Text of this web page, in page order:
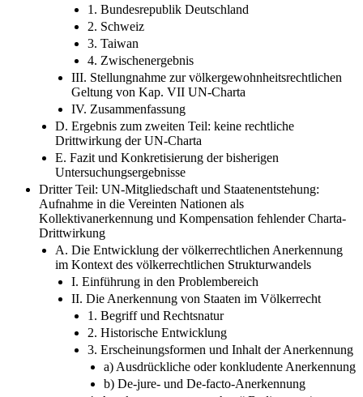
1. Bundesrepublik Deutschland
2. Schweiz
3. Taiwan
4. Zwischenergebnis
III. Stellungnahme zur völkergewohnheitsrechtlichen
Geltung von Kap. VII UN-Charta
IV. Zusammenfassung
D. Ergebnis zum zweiten Teil: keine rechtliche
Drittwirkung der UN-Charta
E. Fazit und Konkretisierung der bisherigen
Untersuchungsergebnisse
Dritter Teil: UN-Mitgliedschaft und Staatenentstehung:
Aufnahme in die Vereinten Nationen als
Kollektivanerkennung und Kompensation fehlender Charta-
Drittwirkung
A. Die Entwicklung der völkerrechtlichen Anerkennung
im Kontext des völkerrechtlichen Strukturwandels
I. Einführung in den Problembereich
II. Die Anerkennung von Staaten im Völkerrecht
1. Begriff und Rechtsnatur
2. Historische Entwicklung
3. Erscheinungsformen und Inhalt der Anerkennung
a) Ausdrückliche oder konkludente Anerkennung
b) De-jure- und De-facto-Anerkennung